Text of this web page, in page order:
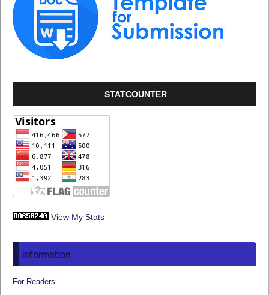
STATCOUNTER
View My Stats
Information
For Readers